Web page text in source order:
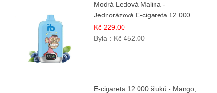
Modrá Ledová Malina -
Jednorázová E-cigareta 12 000
šluků | Osvěžující Bobulová Příchuť
Kč 229.00
Byla： Kč 452.00
E-cigareta 12 000 šluků - Mango,